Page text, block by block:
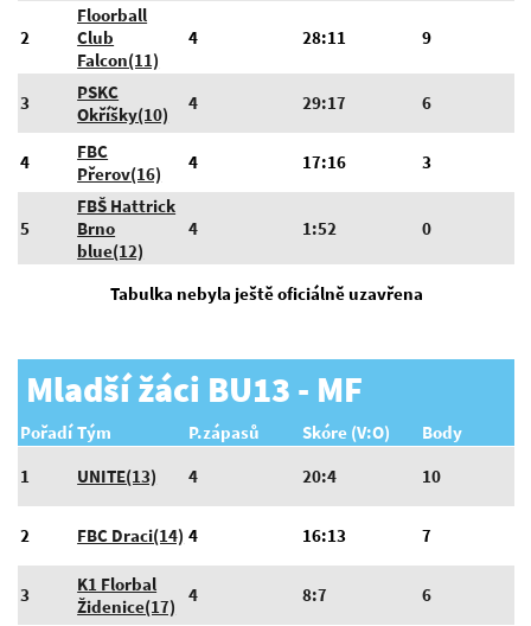
2
Floorball
Club
Falcon(11)
4 28:11 9
3
PSKC
Okříšky(10)
4 29:17 6
4
FBC
Přerov(16)
4 17:16 3
5
FBŠ Hattrick
Brno
blue(12)
4 1:52 0
Tabulka nebyla ještě oficiálně uzavřena
Mladší žáci BU13 - MF
Pořadí Tým P.zápasů Skóre (V:O)
Body
1
UNITE(13) 4 20:4 10
2 FBC Draci(14) 4 16:13 7
3
K1 Florbal
Židenice(17)
4 8:7 6